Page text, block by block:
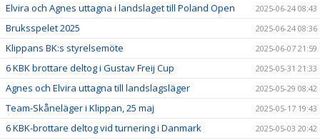
Elvira och Agnes uttagna i landslaget till Poland Open 2025-06-24 08:43
Bruksspelet 2025 2025-06-24 08:36
Klippans BK:s styrelsemöte 2025-06-07 21:59
6 KBK brottare deltog i Gustav Freij Cup 2025-05-31 21:33
Agnes och Elvira uttagna till landslagsläger 2025-05-29 08:42
Team-Skåneläger i Klippan, 25 maj 2025-05-17 19:43
6 KBK-brottare deltog vid turnering i Danmark 2025-05-03 20:42